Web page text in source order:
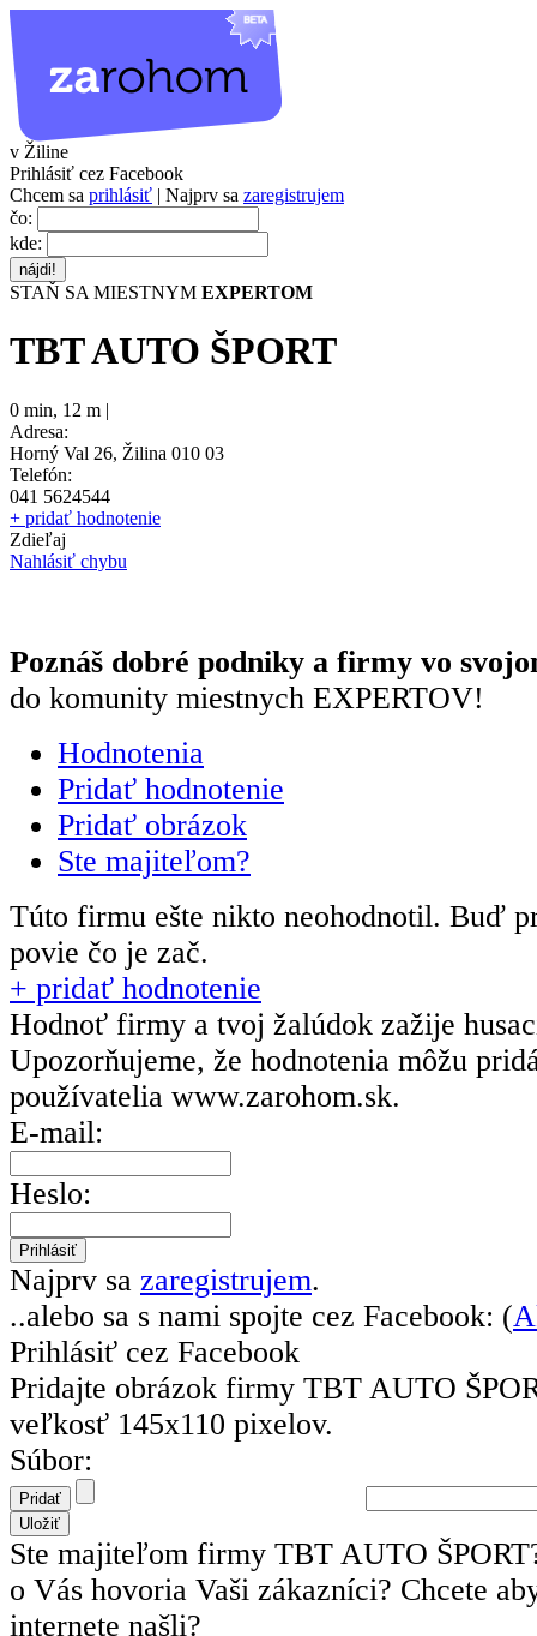
v Žiline
Prihlásiť cez Facebook
Chcem sa prihlásiť | Najprv sa zaregistrujem
čo:
kde:
STAŇ SA MIESTNYM EXPERTOM
TBT AUTO ŠPORT
0 min, 12 m |
Adresa:
Horný Val 26, Žilina 010 03
Telefón:
041 5624544
+ pridať hodnotenie
Zdieľaj
Nahlásiť chybu
Poznáš dobré podniky a firmy vo
do komunity miestnych EXPERTOV!
Hodnotenia
Pridať hodnotenie
Pridať obrázok
Ste majiteľom?
Túto firmu ešte nikto neohodnotil. Buď
povie čo je zač.
+ pridať hodnotenie
Hodnoť firmy a tvoj žalúdok zažije
Upozorňujeme, že hodnotenia môžu
používatelia www.zarohom.sk.
E-mail:
Heslo:
Najprv sa zaregistrujem.
..alebo sa s nami spojte cez Facebook: (
Prihlásiť cez Facebook
Pridajte obrázok firmy TBT AUTO
veľkosť 145x110 pixelov.
Súbor:
Ste majiteľom firmy TBT AUTO
o Vás hovoria Vaši zákazníci? Chcete
internete našli?